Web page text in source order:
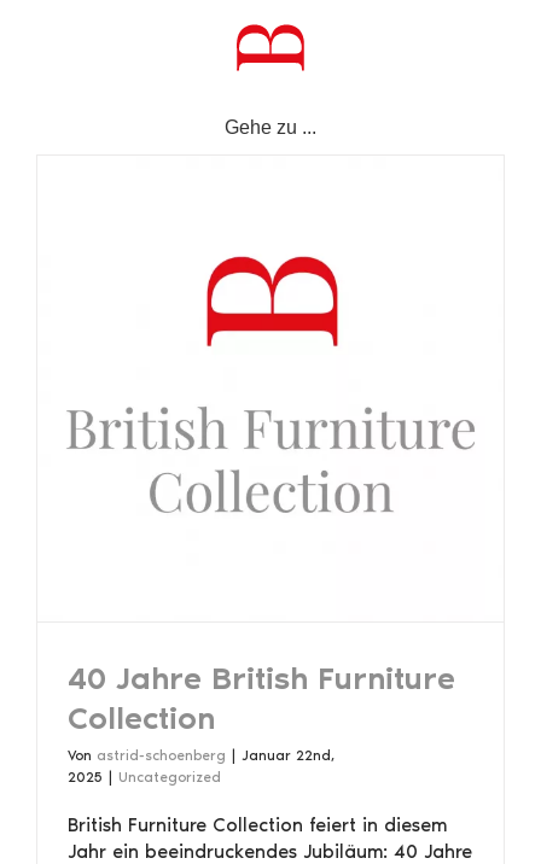
Gehe zu ...
40 Jahre British Furniture
Collection
Von astrid-schoenberg
Januar 22nd,
2025
Uncategorized
British Furniture Collection feiert in diesem
Jahr ein beeindruckendes Jubiläum: 40 Jahre